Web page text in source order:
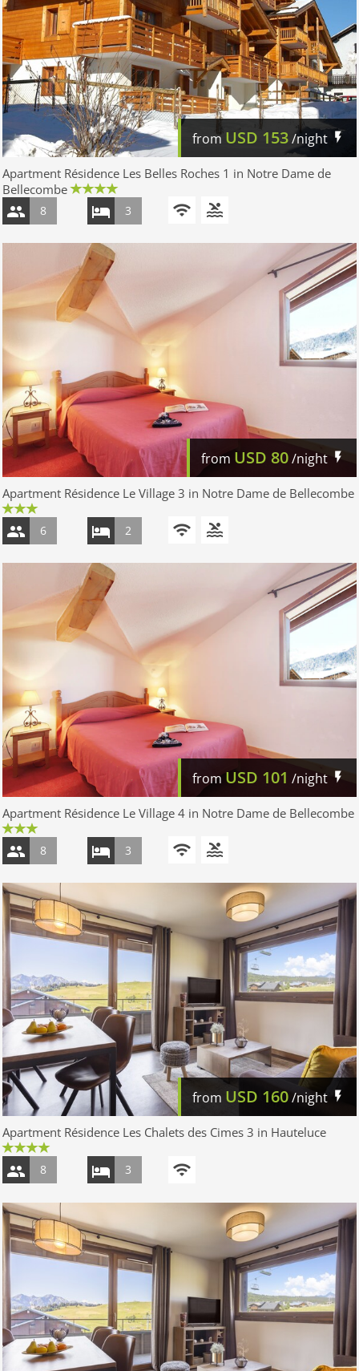
from USD 153/night
Apartment Résidence Les Belles Roches 1 in Notre Dame de
Bellecombe
8 3
from USD 80/night
Apartment Résidence Le Village 3 in Notre Dame de Bellecombe
6 2
from USD 101 /night
Apartment Résidence Le Village 4 in Notre Dame de Bellecombe
8 3
from USD 160/night
Apartment Résidence Les Chalets des Cimes 3 in Hauteluce
8 3